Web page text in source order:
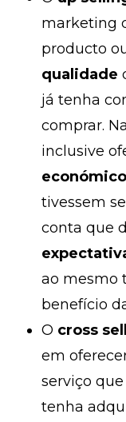
marketing
producto
qualidade
já tenha
comprar.
inclusive
económico
tivessem
conta que
ao mesmo
benefício
O cross
em
serviço
tenha